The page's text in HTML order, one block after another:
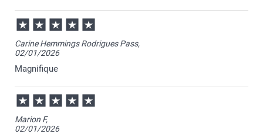
Carine Hemmings Rodrigues Pass,
02/01/2026
Magnifique
Marion F,
02/01/2026